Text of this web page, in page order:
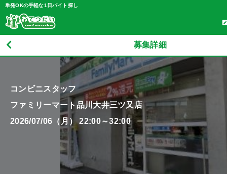
単発OKの手軽な1日バイト探し
募集詳細
コンビニスタッフ
ファミリーマート品川大井三ツ又店
2026/07/06（月） 22:00～32:00